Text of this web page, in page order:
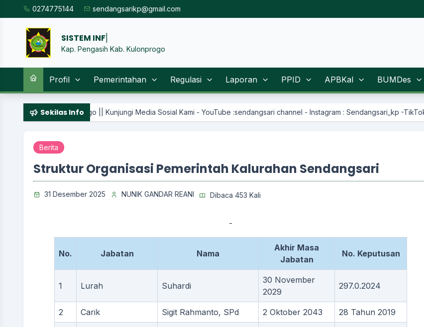
0274775144 sendangsarikp@gmail.com
SISTEM |
Kap. Pengasih Kab. Kulonprogo
Profil Pemerintahan Regulasi Laporan PPID APBKal BUMDes
Sekilas Info
Progo || Kunjungi Media Sosial Kami - YouTube :sendangsari channel - Instagram : Sendangsari_kp -TikTok: sendangsarikp
Berita
Struktur Organisasi Pemerintah Kalurahan Sendangsari
31 Desember 2025 NUNIK GANDAR REANI Dibaca 453 Kali
-
No. Jabatan Nama
Akhir Masa
Jabatan
No. Keputusan
1 Lurah Suhardi
30 November
2029
297.0.2024
2 Carik Sigit Rahmanto, SPd 2 Oktober 2043 28 Tahun 2019